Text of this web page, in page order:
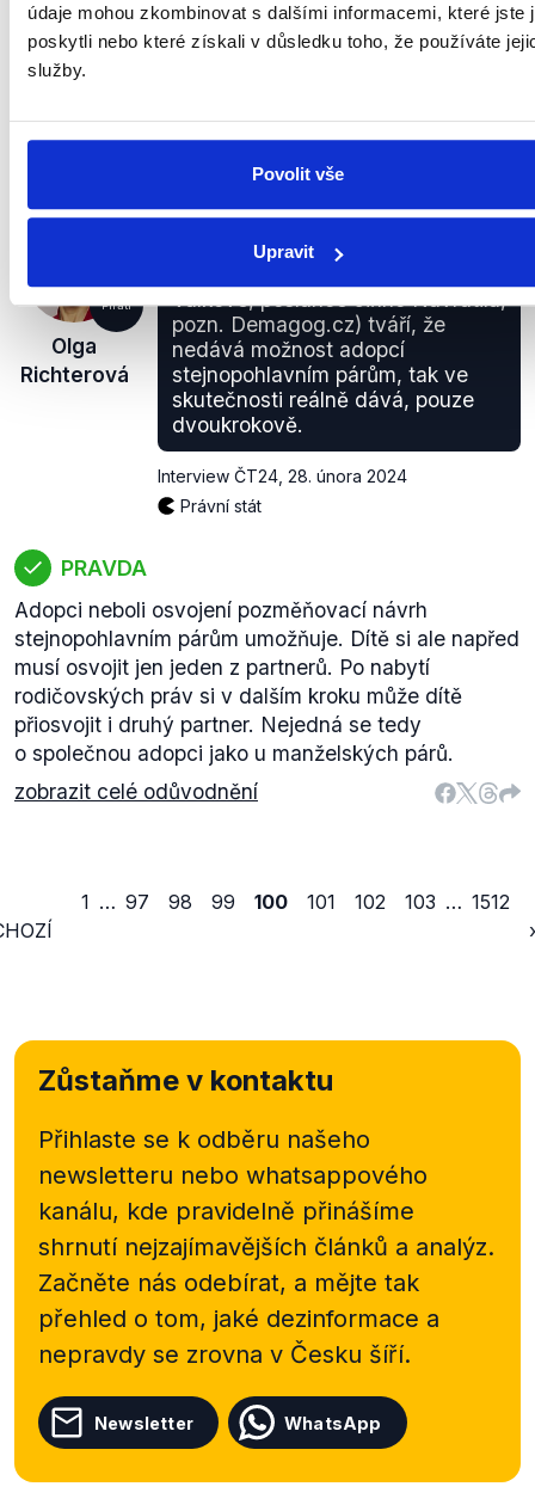
údaje mohou zkombinovat s dalšími informacemi, které jste
poskytli nebo které získali v důsledku toho, že používáte
služby.
Povolit vše
Upravit
Vstoupit do manželského svazku umožňuje
stejnopohlavním párům celkem 36 zemí světa.
Posledními státy, které tuto možnost zavedly, jsou
zobrazit celé odůvodnění
Piráti
Olga
Richterová
(...) i když se tento pozměňovací
Válkové, poslance Jiřího Navrátila,
pozn. Demagog.cz) tváří, že
nedává možnost adopcí
stejnopohlavním párům, tak ve
skutečnosti reálně dává, pouze
dvoukrokově.
Interview ČT24 28. února 2024
Právní stát
PRAVDA
Adopci neboli osvojení pozměňovací návrh
stejnopohlavním párům umožňuje. Dítě si ale napřed
musí osvojit jen jeden z partnerů. Po nabytí
rodičovských práv si v dalším kroku může dítě
přiosvojit i druhý partner. Nejedná se tedy
o společnou adopci jako u manželských párů.
zobrazit celé odůvodnění
1 … 97 98 99 100 101 102 103 … 1512
›
Zůstaňme v kontaktu
Přihlaste se k odběru našeho
newsletteru nebo whatsappového
kanálu, kde pravidelně přinášíme
shrnutí nejzajímavějších článků a analýz.
Začněte nás odebírat, a mějte tak
přehled o tom, jaké dezinformace a
nepravdy se zrovna v Česku šíří.
Newsletter WhatsApp